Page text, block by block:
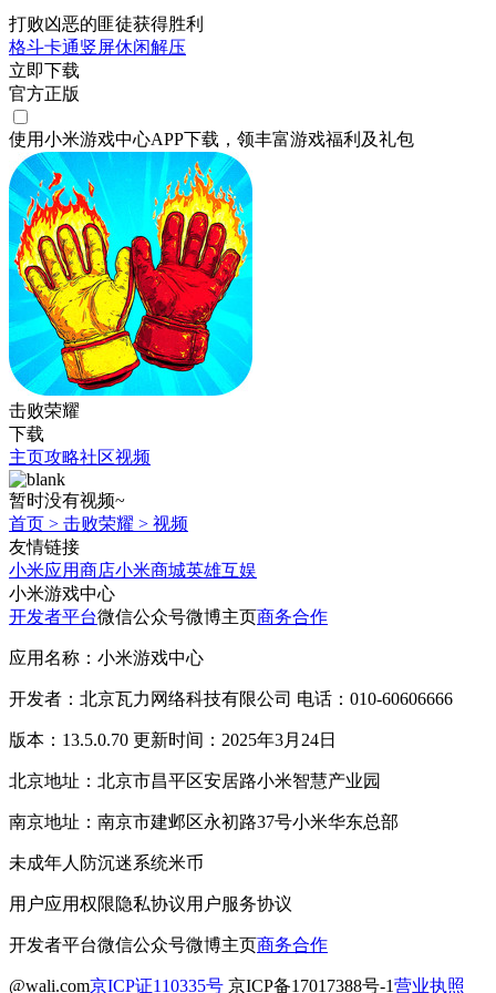
打败凶恶的匪徒获得胜利
格斗卡通竖屏休闲解压
立即下载
官方正版
使用小米游戏中心APP下载 ，领丰富游戏福利 及礼包
击败荣耀
下载
主页攻略社区视频
暂时没有视频~
首页 > 击败荣耀 > 视频
友情链接
小米应用商店小米商城英雄互娱
小米游戏中心
开发者平台微信公众号微博主页商务合作
应用名称：小米游戏中心
开发者：北京瓦力网络科技有限公司 电话：010-60606666
版本：13.5.0.70 更新时间：2025年3月24日
北京地址：北京市昌平区安居路小米智慧产业园
南京地址：南京市建邺区永初路37号小米华东总部
未成年人防沉迷系统米币
用户应用权限隐私协议用户服务协议
开发者平台微信公众号微博主页商务合作
@wali.com京ICP证110335号 京ICP备17017388号-1营业执照